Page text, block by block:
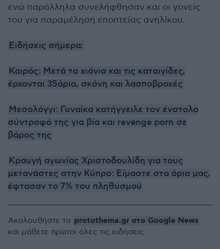
ενώ παράλληλα συνελήφθησαν και οι γονείς
του για παραμέληση εποπτείας ανηλίκου.
Ειδήσεις σήμερα:
Καιρός: Μετά τα χιόνια και τις καταιγίδες,
έρχονται 35άρια, σκόνη και λασποβροχές
Μεσολόγγι: Γυναίκα κατήγγειλε τον ένστολο
σύντροφό της για βία και revenge porn σε
βάρος της
Κραυγή αγωνίας Χριστοδουλίδη για τους
μετανάστες στην Κύπρο: Είμαστε στα όρια μας,
έφτασαν το 7% του πληθυσμού
Ακολουθήστε το protothema.gr στο Google News
και μάθετε πρώτοι όλες τις ειδήσεις